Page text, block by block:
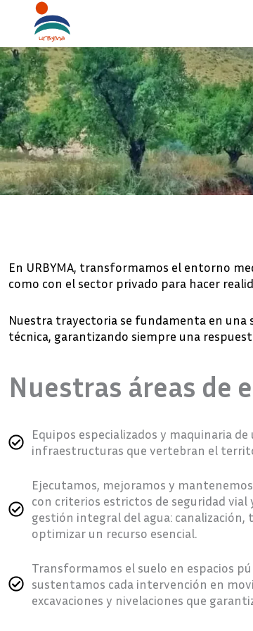
contenido
En URBYMA, transformamos el entorno
como con el sector privado para hacer
Nuestra trayectoria se fundamenta en una
técnica, garantizando siempre una
Nuestras áreas de
Equipos especializados y maquinaria
infraestructuras que vertebran el
Ejecutamos, mejoramos y
con criterios estrictos de seguridad
gestión integral del agua:
optimizar un recurso esencial.
Transformamos el suelo en espacios
sustentamos cada intervención en
excavaciones y nivelaciones que